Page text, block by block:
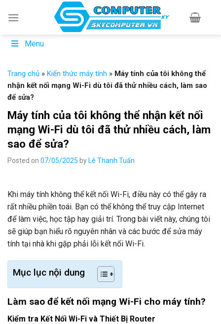
Menu
Trang chủ » Kiến thức máy tính » Máy tính của tôi không thể
nhận kết nối mạng Wi-Fi dù tôi đã thử nhiều cách, làm sao
để sửa?
Máy tính của tôi không thể nhận kết nối
mạng Wi-Fi dù tôi đã thử nhiều cách, làm
sao để sửa?
Posted on 07/05/2025 by Lê Thanh Tuấn
Khi máy tính không thể kết nối Wi-Fi, điều này có thể gây ra
rất nhiều phiền toái. Bạn có thể không thể truy cập Internet
để làm việc, học tập hay giải trí. Trong bài viết này, chúng tôi
sẽ giúp bạn hiểu rõ nguyên nhân và các bước để sửa máy
tính tại nhà khi gặp phải lỗi kết nối Wi-Fi.
Mục lục nội dung
Làm sao để kết nối mạng Wi-Fi cho máy tính?
Kiểm tra Kết Nối Wi-Fi và Thiết Bị Router